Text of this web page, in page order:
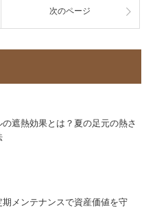
次のページ
遮熱効果とは？夏の足元の熱さ
メンテナンスで資産価値を守